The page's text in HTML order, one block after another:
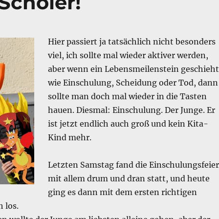
Hier passiert ja tatsächlich nicht besonders
viel, ich sollte mal wieder aktiver werden,
aber wenn ein Lebensmeilenstein
wie Einschulung, Scheidung oder Tod, dann
sollte man doch mal wieder in die Tasten
hauen. Diesmal: Einschulung. Der Junge. Er
ist jetzt endlich auch groß und kein Kita-
Kind mehr.
Letzten Samstag fand die Einschulungsfeier
mit allem drum und dran statt, und heute
ging es dann mit dem ersten richtigen
los.